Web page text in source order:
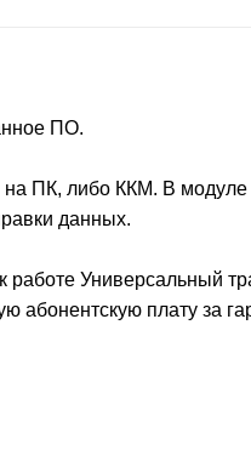
ПО.
ПК, либо ККМ. В модуле
данных.
работе Универсальный
абонентскую плату за